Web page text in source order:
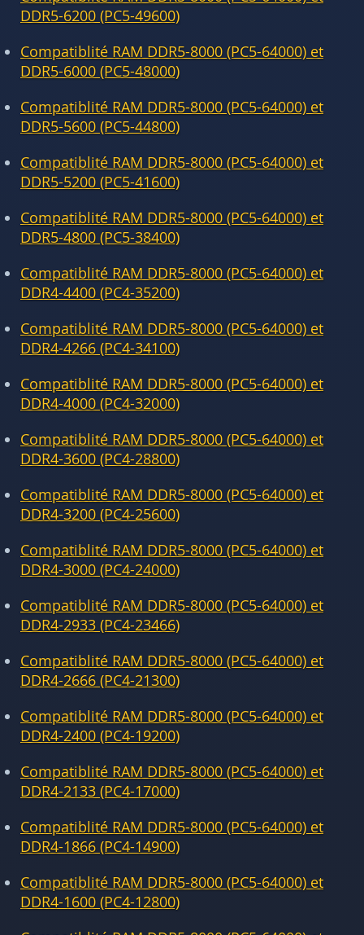
DDR5-6200 (PC5-49600)
Compatiblité RAM DDR5-8000 (PC5-64000) et
DDR5-6000 (PC5-48000)
Compatiblité RAM DDR5-8000 (PC5-64000) et
DDR5-5600 (PC5-44800)
Compatiblité RAM DDR5-8000 (PC5-64000) et
DDR5-5200 (PC5-41600)
Compatiblité RAM DDR5-8000 (PC5-64000) et
DDR5-4800 (PC5-38400)
Compatiblité RAM DDR5-8000 (PC5-64000) et
DDR4-4400 (PC4-35200)
Compatiblité RAM DDR5-8000 (PC5-64000) et
DDR4-4266 (PC4-34100)
Compatiblité RAM DDR5-8000 (PC5-64000) et
DDR4-4000 (PC4-32000)
Compatiblité RAM DDR5-8000 (PC5-64000) et
DDR4-3600 (PC4-28800)
Compatiblité RAM DDR5-8000 (PC5-64000) et
DDR4-3200 (PC4-25600)
Compatiblité RAM DDR5-8000 (PC5-64000) et
DDR4-3000 (PC4-24000)
Compatiblité RAM DDR5-8000 (PC5-64000) et
DDR4-2933 (PC4-23466)
Compatiblité RAM DDR5-8000 (PC5-64000) et
DDR4-2666 (PC4-21300)
Compatiblité RAM DDR5-8000 (PC5-64000) et
DDR4-2400 (PC4-19200)
Compatiblité RAM DDR5-8000 (PC5-64000) et
DDR4-2133 (PC4-17000)
Compatiblité RAM DDR5-8000 (PC5-64000) et
DDR4-1866 (PC4-14900)
Compatiblité RAM DDR5-8000 (PC5-64000) et
DDR4-1600 (PC4-12800)